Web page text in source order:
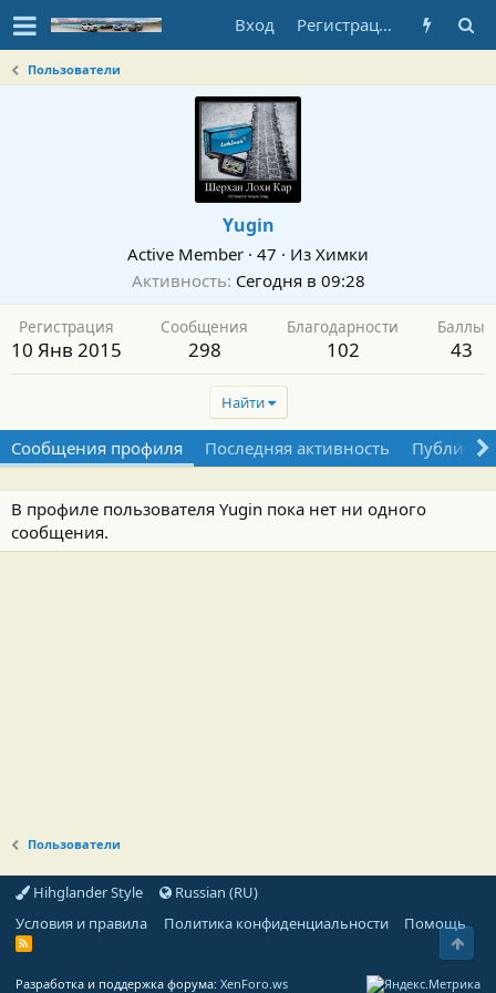
Вход Регистрация
Пользователи
Yugin
Active Member · 47 · Из Химки
Активность Сегодня в 09:28
Регистрация
10 Янв 2015
Сообщения
298
Благодарности
102
Баллы
43
Найти
Сообщения профиля Последняя активность
В профиле пользователя Yugin пока нет ни одного
сообщения.
Пользователи
Hihglander Style
Russian (RU)
Условия и правила
Политика конфиденциальности Помощь
R
Разработка и поддержка форума: XenForo.ws